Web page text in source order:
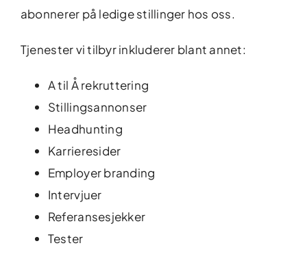
abonnerer på ledige stillinger hos oss.
Tjenester vi tilbyr inkluderer blant annet:
A til Å rekruttering
Stillingsannonser
Headhunting
Karrieresider
Employer branding
Intervjuer
Referansesjekker
Tester